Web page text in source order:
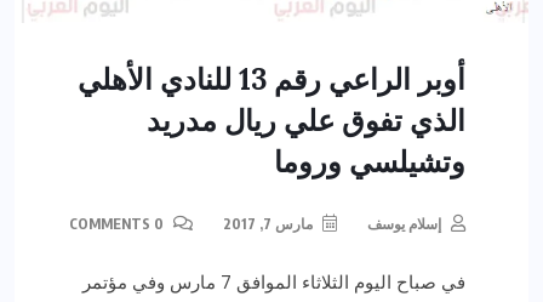
أوبر الراعي رقم 13 للنادي الأهلي
الذي تفوق علي ريال مدريد
وتشيلسي وروما
إسلام يوسف مارس 7, 2017
في صباح اليوم الثلاثاء الموافق 7 مارس وفي مؤتمر